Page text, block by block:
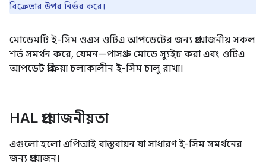
বিক্রেতার উপর নির্ভর করে।
মোডেমটি ই-সিম ওএস ওটিএ আপডেটের জন্য প্রয়োজনীয় সকল
শর্ত সমর্থন করে, যেমন—পাসথ্রু মোডে স্যুইচ করা এবং ওটিএ
আপডেট প্রক্রিয়া চলাকালীন ই-সিম চালু রাখা।
HAL প্রয়োজনীয়তা
এগুলো হলো এপিআই বাস্তবায়ন যা সাধারণ ই-সিম সমর্থনের
জন্য প্রয়োজন।